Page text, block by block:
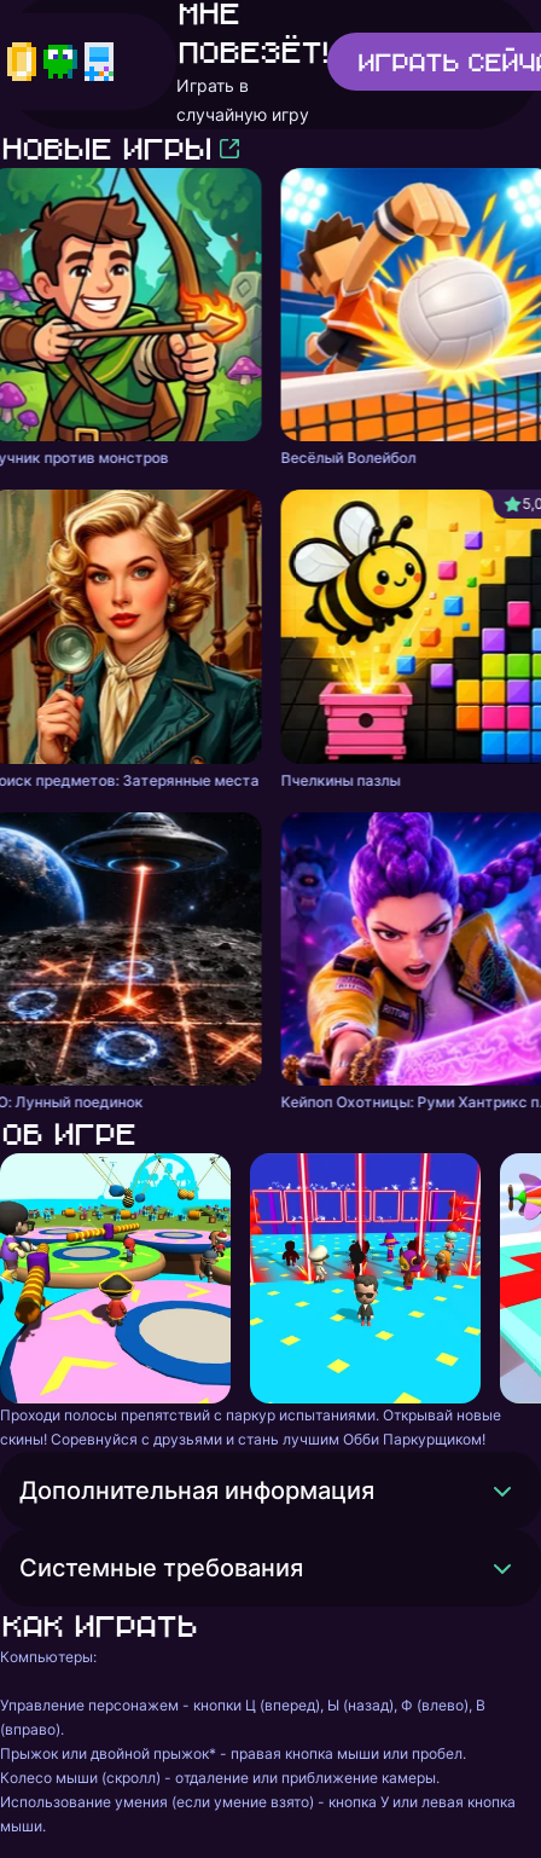
Мне
повезёт!
Играть в
случайную игру
Играть
Новые игры
против монстров Весёлый Волейбол
предметов: Затерянные места Пчелкины пазлы
Лунный поединок Кейпоп
Об игре
Проходи полосы препятствий с паркур испытаниями. Открывай новые
скины! Соревнуйся с друзьями и стань лучшим Обби Паркурщиком!
Дополнительная информация
Системные требования
Как играть
Компьютеры:
Управление персонажем - кнопки Ц (вперед), Ы (назад), Ф (влево), В
(вправо).
Прыжок или двойной прыжок* - правая кнопка мыши или пробел.
Колесо мыши (скролл) - отдаление или приближение камеры.
Использование умения (если умение взято) - кнопка У или левая кнопка
мыши.